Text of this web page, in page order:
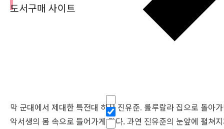
Hidden label
Hidden label
도서구매 사이트
막 군대에서 제대한 특전대 하사 진유준. 룰루랄라 집으로 돌
악서생의 몸 속으로 들어가게 된다. 과연 진유준의 눈앞에 펼쳐